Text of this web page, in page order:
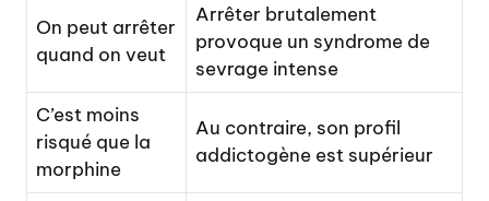
On peut arrêter
quand on veut
Arrêter brutalement
provoque un syndrome de
sevrage intense
C’est moins
risqué que la
morphine
Au contraire, son profil
addictogène est supérieur